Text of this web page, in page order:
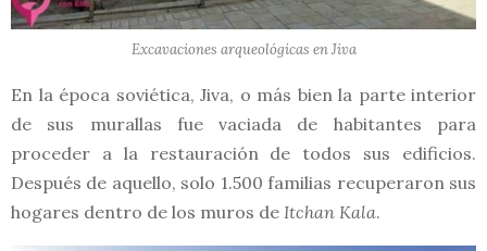
Excavaciones arqueológicas en Jiva
En la época soviética, Jiva, o más bien la parte interior
de sus murallas fue vaciada de habitantes para
proceder a la restauración de todos sus edificios.
Después de aquello, solo 1.500 familias recuperaron sus
hogares dentro de los muros de Itchan Kala.